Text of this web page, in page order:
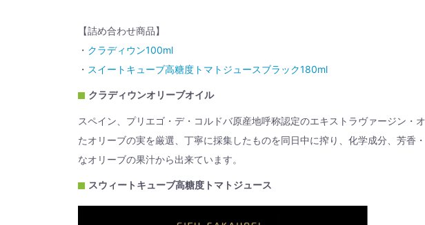
【詰め合わせ商品】
・ クラディウン100ml
・ スイートキューブ高糖度トマトジュースブラック180ml
クラディウンオリーブオイル
スペイン、プリエゴ・デ・コルドバ原産地呼称認定のエキストラヴァージン・
たオリーブの実を厳選、丁寧に採集したものを同日中に搾り、化学成分、芳香
なオリーブの果汁から出来ています。
スウィートキューブ高糖度トマトジュース